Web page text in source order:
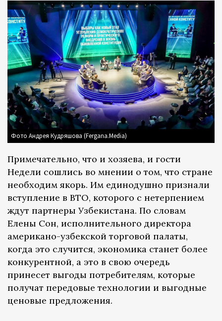
Фото Андрея Кудряшова (Fergana.Media)
Примечательно, что и хозяева, и гости
Недели сошлись во мнении о том, что стране
необходим якорь. Им единодушно признали
вступление в ВТО, которого с нетерпением
ждут партнеры Узбекистана. По словам
Елены Сон, исполнительного директора
американо-узбекской торговой палаты,
когда это случится, экономика станет более
конкурентной, а это в свою очередь
принесет выгоды потребителям, которые
получат передовые технологии и выгодные
ценовые предложения.